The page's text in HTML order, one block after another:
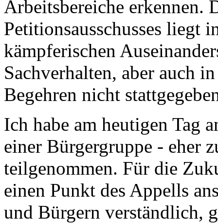
Arbeitsbereiche erkennen.
Petitionsausschusses liegt
kämpferischen
Sachverhalten, aber auch
Begehren nicht
Ich habe am heutigen Tag
einer Bürgergruppe - eher
teilgenommen. Für die
einen Punkt des Appells
und Bürgern verständlich,